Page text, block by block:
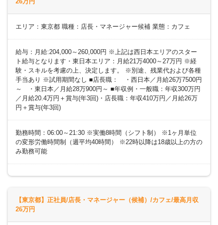
エリア：東京都 職種：店長・マネージャー候補 業態：カフェ
給与：月給:204,000～260,000円 ※上記は西日本エリアのスター
ト給与となります・東日本エリア：月給21万4000～27万円 ※経
験・スキルを考慮の上、決定します。 ※別途、残業代および各種
手当あり ※試用期間なし ■店長職： ・西日本／月給26万7500円
～ ・東日本／月給28万900円～ ■年収例・一般職：年収300万円
／月給20.4万円＋賞与(年3回)・店長職：年収410万円／月給26万
円＋賞与(年3回)
勤務時間：06:00～21:30 ※実働8時間（シフト制） ※1ヶ月単位
の変形労働時間制（週平均40時間） ※22時以降は18歳以上の方の
み勤務可能
【東京都】正社員/店長・マネージャー（候補）/カフェ/最高月収
26万円